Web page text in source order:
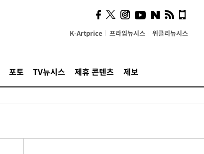
K-Artprice 프라임뉴시스 위클리뉴시스
포토 TV뉴시스 제휴 콘텐츠 제보
"5·8·9호선 출퇴근 혼잡,
정부 국비지원 필요"